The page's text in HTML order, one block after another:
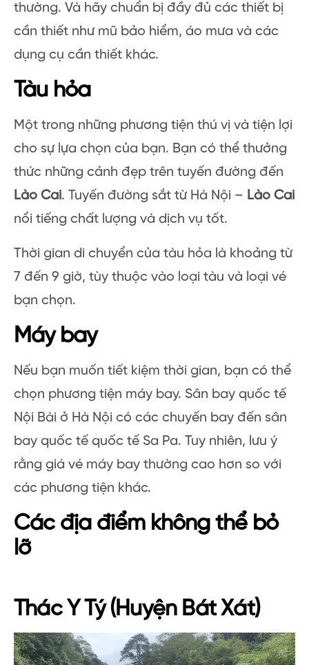
thường. Và hãy chuẩn bị đầy đủ các thiết bị
cần thiết như mũ bảo hiểm, áo mưa và các
dụng cụ cần thiết khác.
Tàu hỏa
Một trong những phương tiện thú vị và tiện lợi
cho sự lựa chọn của bạn. Bạn có thể thưởng
thức những cảnh đẹp trên tuyến đường đến
Lào Cai. Tuyến đường sắt từ Hà Nội – Lào Cai
nổi tiếng chất lượng và dịch vụ tốt.
Thời gian di chuyển của tàu hỏa là khoảng từ
7 đến 9 giờ, tùy thuộc vào loại tàu và loại vé
bạn chọn.
Máy bay
Nếu bạn muốn tiết kiệm thời gian, bạn có thể
chọn phương tiện máy bay. Sân bay quốc tế
Nội Bài ở Hà Nội có các chuyến bay đến sân
bay quốc tế quốc tế Sa Pa. Tuy nhiên, lưu ý
rằng giá vé máy bay thường cao hơn so với
các phương tiện khác.
Các địa điểm không thể bỏ
lỡ
Thác Y Tý (Huyện Bát Xát)